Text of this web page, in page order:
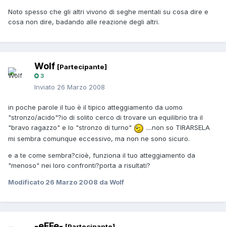
Noto spesso che gli altri vivono di seghe mentali su cosa dire e
cosa non dire, badando alle reazione degli altri.
Wolf [Partecipante]
3
Inviato 26 Marzo 2008
in poche parole il tuo è il tipico atteggiamento da uomo
"stronzo/acido"?io di solito cerco di trovare un equilibrio tra il
"bravo ragazzo" e lo "stronzo di turno"
....non so TIRARSELA
mi sembra comunque eccessivo, ma non ne sono sicuro.
e a te come sembra?cioè, funziona il tuo atteggiamento da
"menoso" nei loro confronti?porta a risultati?
Modificato 26 Marzo 2008 da Wolf